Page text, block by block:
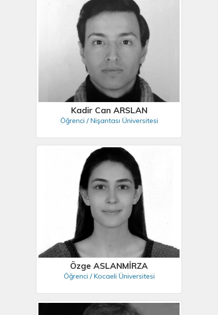
Kadir Can ARSLAN
Öğrenci / Nişantası Üniversitesi
Özge ASLANMİRZA
Öğrenci / Kocaeli Üniversitesi